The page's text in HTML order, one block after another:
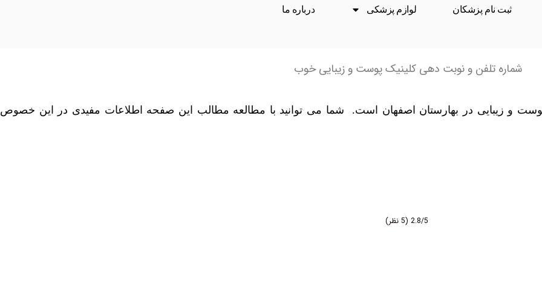
ثبت نام پزشکان لوازم پزشکی
تلفن و نوبت دهی کلینیک پوست و زیبایی خوب
در بهارستان اصفهان است. شما می توانید با مطالعه مطالب این صفحه اطلاعات مفیدی در این خصوص